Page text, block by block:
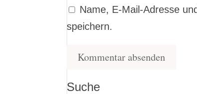
Name, E-Mail-Adresse
speichern.
Suche